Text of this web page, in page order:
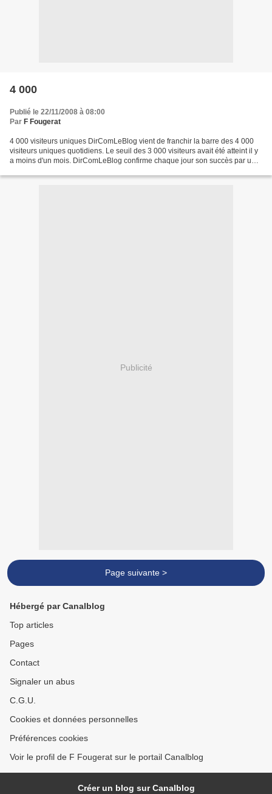
4 000
Publié le 22/11/2008 à 08:00
Par F Fougerat
4 000 visiteurs uniques DirComLeBlog vient de franchir la barre des 4 000
visiteurs uniques quotidiens. Le seuil des 3 000 visiteurs avait été atteint il y
a moins d'un mois. DirComLeBlog confirme chaque jour son succès par un
Publicité
Page suivante >
Hébergé par Canalblog
Top articles
Pages
Contact
Signaler un abus
C.G.U.
Cookies et données personnelles
Préférences cookies
Voir le profil de F Fougerat sur le portail Canalblog
Créer un blog sur Canalblog